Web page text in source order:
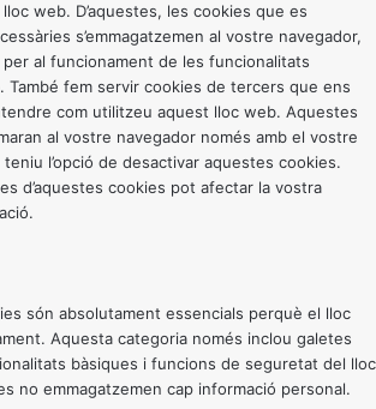
web. D’aquestes, les cookies que es
s’emmagatzemen al vostre navegador,
al funcionament de les funcionalitats
També fem servir cookies de tercers que ens
com utilitzeu aquest lloc web. Aquestes
al vostre navegador només amb el vostre
l’opció de desactivar aquestes cookies.
d’aquestes cookies pot afectar la vostra
són absolutament essencials perquè el lloc
Aquesta categoria només inclou galetes
bàsiques i funcions de seguretat del lloc
no emmagatzemen cap informació personal.